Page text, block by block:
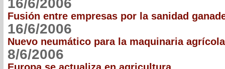
16/6/2006
Fusión entre empresas por la sanidad
16/6/2006
Nuevo neumático para la maquinaria agrícola
8/6/2006